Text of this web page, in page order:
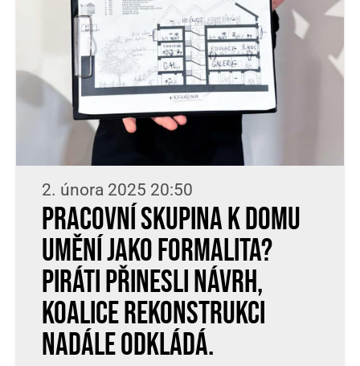
2. února 2025 20:50
Pracovní skupina k Domu
umění jako formalita?
Piráti přinesli návrh,
koalice rekonstrukci
nadále odkládá.